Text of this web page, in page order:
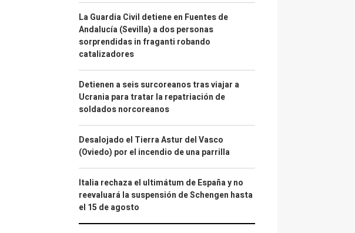
La Guardia Civil detiene en Fuentes de
Andalucía (Sevilla) a dos personas
sorprendidas in fraganti robando
catalizadores
Detienen a seis surcoreanos tras viajar a
Ucrania para tratar la repatriación de
soldados norcoreanos
Desalojado el Tierra Astur del Vasco
(Oviedo) por el incendio de una parrilla
Italia rechaza el ultimátum de España y no
reevaluará la suspensión de Schengen hasta
el 15 de agosto